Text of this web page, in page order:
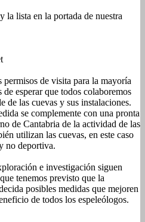
la lista en la portada de nuestra
permisos de visita para la mayoría
esperar que todos colaboremos
de las cuevas y sus instalaciones.
se complemente con una pronta
de Cantabria de la actividad de las
utilizan las cuevas, en este caso
no deportiva.
e investigación siguen
tenemos previsto que la
posibles medidas que mejoren
de todos los espeleólogos.